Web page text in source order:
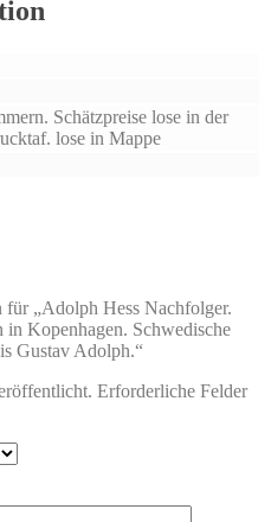
Schätzpreise lose in der
lose in Mappe
für „Adolph Hess Nachfolger.
Kopenhagen. Schwedische
Gustav Adolph.“
Erforderliche Felder